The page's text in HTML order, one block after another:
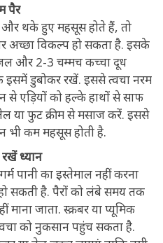
पैर
थके हुए महसूस होते हैं, तो
अच्छा विकल्प हो सकता है. इसके
और 2-3 चम्मच कच्चा दूध
इसमें डुबोकर रखें. इससे त्वचा नरम
से एड़ियों को हल्के हाथों से साफ
या फुट क्रीम से मसाज करें. इससे
भी कम महसूस होती है.
ध्यान
पानी का इस्तेमाल नहीं करना
सकती है. पैरों को लंबे समय तक
माना जाता. स्क्रबर या प्यूमिक
को नुकसान पहुंच सकता है.